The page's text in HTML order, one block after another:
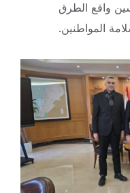
واقع الطرق
المواطنين.